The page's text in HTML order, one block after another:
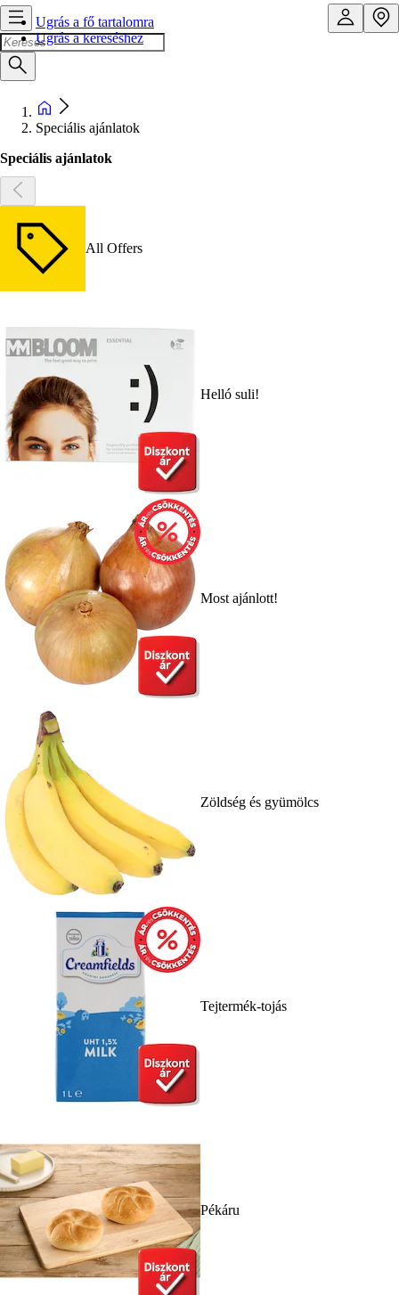
Ugrás a fő tartalomra
Ugrás a kereséshez
Speciális ajánlatok
Speciális ajánlatok
All Offers
Helló suli!
Most ajánlott!
Zöldség és gyümölcs
Tejtermék-tojás
Pékáru